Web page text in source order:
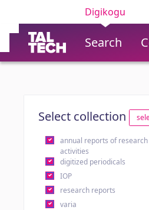
Digikogu
Search
Select collection
annual reports of
activities
digitized periodicals
IOP
research reports
varia